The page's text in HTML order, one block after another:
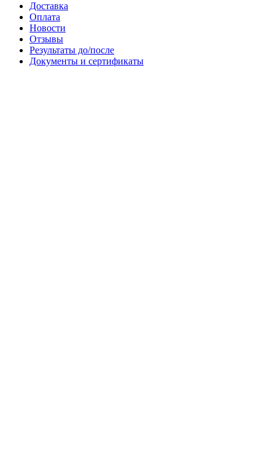
Доставка
Оплата
Новости
Отзывы
Результаты до/после
Документы и сертификаты